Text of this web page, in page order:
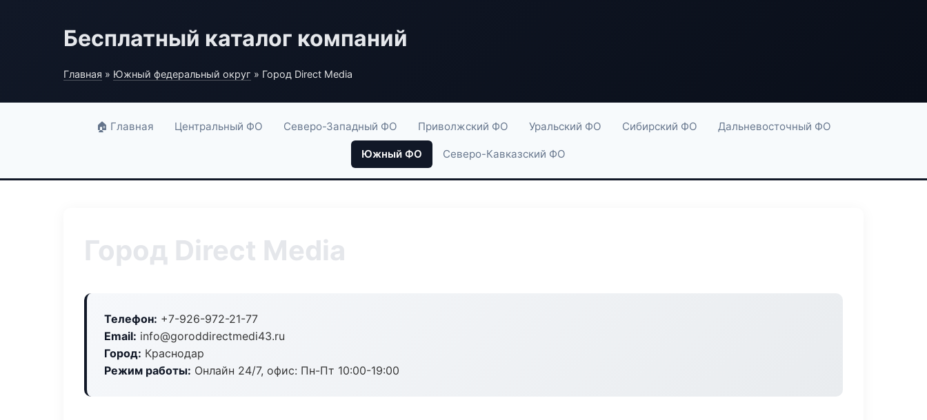
Бесплатный каталог компаний
Главная » Южный федеральный округ » Город Direct Media
🏠 Главная Центральный ФО Северо-Западный ФО Приволжский ФО Уральский ФО Сибирский ФО Дальневосточный ФО
Южный ФО Северо-Кавказский ФО
Город Direct Media
Телефон: +7-926-972-21-77
Email: info@goroddirectmedi43.ru
Город: Краснодар
Режим работы: Онлайн 24/7, офис: Пн-Пт 10:00-19:00